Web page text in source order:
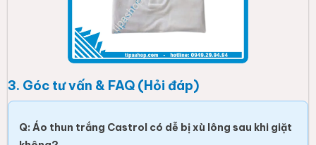
3. Góc tư vấn & FAQ (Hỏi đáp)
Q: Áo thun trắng Castrol có dễ bị xù lông sau khi giặt